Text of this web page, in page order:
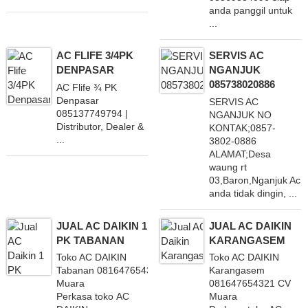
anda panggil untuk
AC FLIFE 3/4PK
DENPASAR
AC Flife ¾ PK
Denpasar
085137749794 |
Distributor, Dealer &
SERVIS AC
NGANJUK
085738020886
SERVIS AC
NGANJUK NO
KONTAK;0857-
3802-0886
ALAMAT;Desa
waung rt
03,Baron,Nganjuk Ac
anda tidak dingin, ...
JUAL AC DAIKIN 1
PK TABANAN
Toko AC DAIKIN
Tabanan 081647654321 CV
Muara
Perkasa toko AC
JUAL AC DAIKIN
KARANGASEM
Toko AC DAIKIN
Karangasem
081647654321 CV
Muara